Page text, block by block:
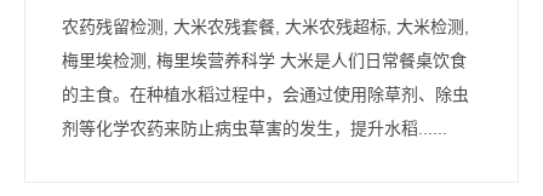
农药残留检测, 大米农残套餐, 大米农残超标, 大米检测,
梅里埃检测, 梅里埃营养科学 大米是人们日常餐桌饮食
的主食。在种植水稻过程中，会通过使用除草剂、除虫
剂等化学农药来防止病虫草害的发生，提升水稻......